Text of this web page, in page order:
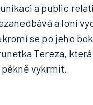
a public
a loni
se po jeho
Tereza,
vykrmit.